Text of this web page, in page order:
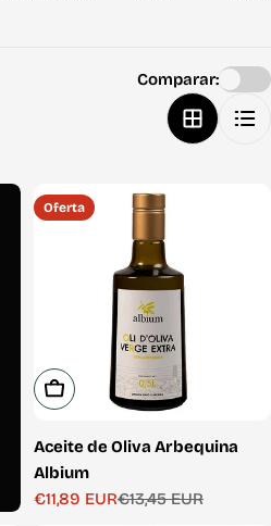
Comparar:
Oferta
Añadir A La Cesta
Aceite de Oliva Arbequina
Albium
Precio
€11,89 EUR
Precio
€13,45 EUR